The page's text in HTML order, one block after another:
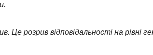
Це розрив відповідальності на рівні